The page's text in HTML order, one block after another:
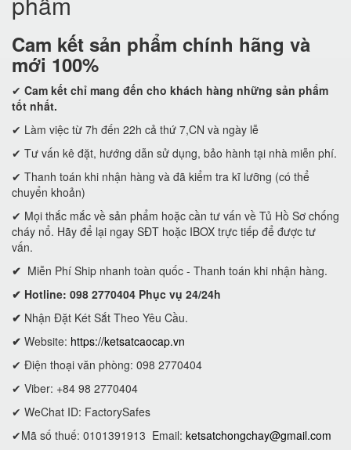
Cam kết sản phẩm chính hãng và
mới 100%
✔ Cam kết chỉ mang đến cho khách hàng những sản phẩm
tốt nhất.
✔ Làm việc từ 7h đến 22h cả thứ 7,CN và ngày lễ
✔ Tư vấn kê đặt, hướng dẫn sử dụng, bảo hành tại nhà miễn phí.
✔ Thanh toán khi nhận hàng và đã kiểm tra kĩ lưỡng (có thể
chuyển khoản)
✔ Mọi thắc mắc về sản phẩm hoặc cần tư vấn về Tủ Hồ Sơ chống
cháy nổ. Hãy để lại ngay SĐT hoặc IBOX trực tiếp để được tư
vấn.
✔ Miễn Phí Ship nhanh toàn quốc - Thanh toán khi nhận hàng.
✔ Hotline: 098 2770404 Phục vụ 24/24h
✔ Nhận Đặt Két Sắt Theo Yêu Cầu.
✔ Website: https://ketsatcaocap.vn
✔ Điện thoại văn phòng: 098 2770404
✔ Viber: +84 98 2770404
✔ WeChat ID: FactorySafes
✔Mã số thuế: 0101391913 Email: ketsatchongchay@gmail.com